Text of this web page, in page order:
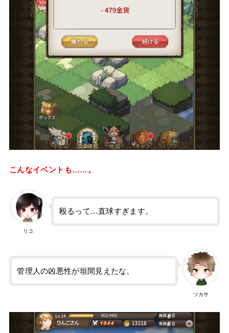
こんなイベントも……。
リコ
殴るって…直球すぎます。
ツカサ
管理人の凶悪性が垣間見えたな。